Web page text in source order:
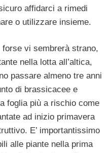
affidarci a rimedi
o utilizzare insieme.
forse vi sembrerà strano,
nella lotta all’altica,
passare almeno tre anni
di brassicacee e
foglia più a rischio come
ad inizio primavera
E’ importantissimo
alle piante nella prima